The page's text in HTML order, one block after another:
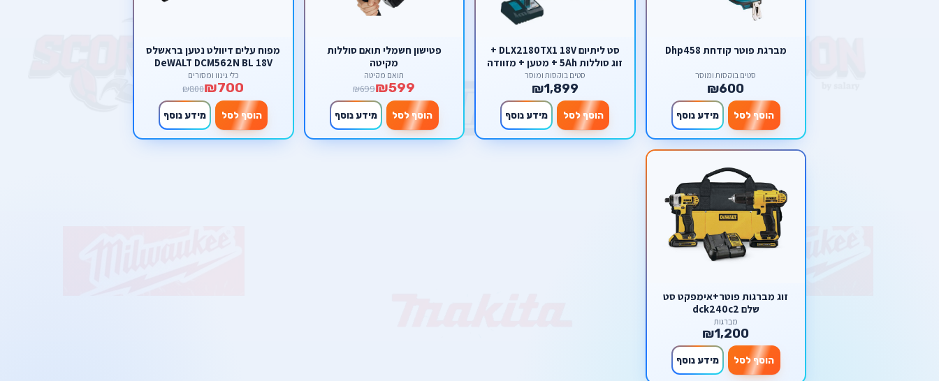
מברגת פוטר קודחת Dhp458
סטים בוקסות ומוסך
₪600
הוסף לסל מידע נוסף
סט ליתיום DLX2180TX1 18V +
זוג סוללות 5Ah + מטען + מזוודה
Makita מקיטה
סטים בוקסות ומוסך
₪1,899
הוסף לסל מידע נוסף
פטישון חשמלי תואם סוללות
מקיטה
תואם מקיטה
₪599
₪699
הוסף לסל מידע נוסף
מפוח עלים דיוולט נטען בראשלס
DeWALT DCM562N BL 18V
DewWalt (גוף בלבד)
כלי גינון ומסורים
₪700
₪800
הוסף לסל מידע נוסף
זוג מברגות פוטר+אימפקט סט
שלם dck240c2
מברגות
₪1,200
הוסף לסל מידע נוסף